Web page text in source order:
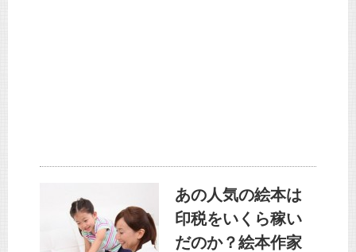
あの人気の絵本は
印税をいくら稼い
だのか？絵本作家